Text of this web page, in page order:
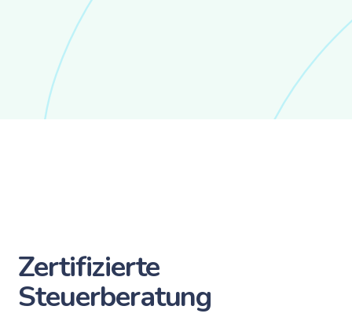
Zertifizierte
Steuerberatung